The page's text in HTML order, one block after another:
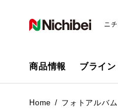
ニ
商品情報 ブライ
Home フォトアルバム